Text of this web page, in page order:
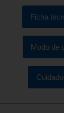
Ficha
Modo de